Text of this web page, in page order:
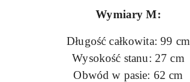
Wymiary M:
Długość całkowita: 99 cm
Wysokość stanu: 27 cm
Obwód w pasie: 62 cm